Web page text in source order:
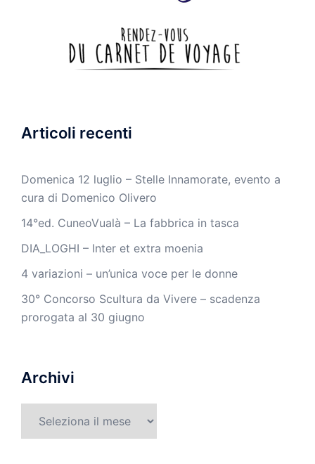
Articoli recenti
Domenica 12 luglio – Stelle Innamorate, evento a
cura di Domenico Olivero
14°ed. CuneoVualà – La fabbrica in tasca
DIA_LOGHI – Inter et extra moenia
4 variazioni – un’unica voce per le donne
30° Concorso Scultura da Vivere – scadenza
prorogata al 30 giugno
Archivi